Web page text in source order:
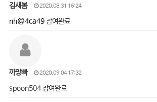
김새봄 2020.08.31 16:24
nh@4ca49참여완료
까망빠 2020.09.04 17:32
spoon504 참여완료